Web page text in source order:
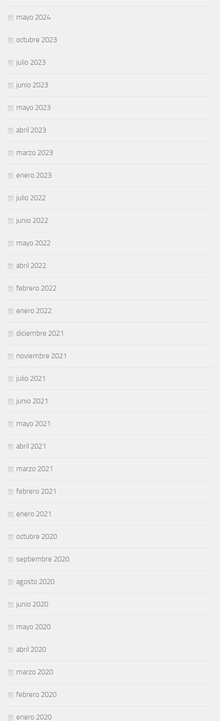
mayo 2024
octubre 2023
julio 2023
junio 2023
mayo 2023
abril 2023
marzo 2023
enero 2023
julio 2022
junio 2022
mayo 2022
abril 2022
febrero 2022
enero 2022
diciembre 2021
noviembre 2021
julio 2021
junio 2021
mayo 2021
abril 2021
marzo 2021
febrero 2021
enero 2021
octubre 2020
septiembre 2020
agosto 2020
junio 2020
mayo 2020
abril 2020
marzo 2020
febrero 2020
enero 2020